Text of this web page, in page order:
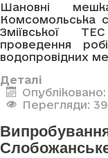
Шановні
Комсомольська
Зміївської
проведення
водопровідних
Деталі
Перегляди: